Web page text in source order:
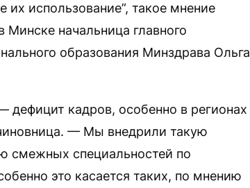
использование”, такое мнение
Минске начальница главного
образования Минздрава Ольга
дефицит кадров, особенно в регионах
— Мы внедрили такую
смежных специальностей по
это касается таких, по мнению